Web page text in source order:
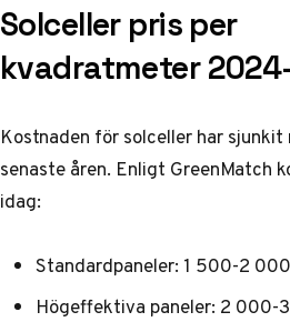
Solceller pris per
kvadratmeter
Kostnaden för solceller har
senaste åren. Enligt GreenMatch
idag:
Standardpaneler: 1 500-2
Högeffektiva paneler: 2 000-